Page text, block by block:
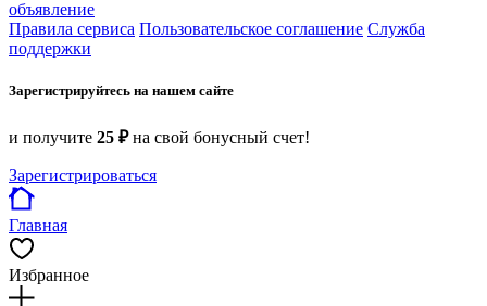
объявление
Правила сервиса Пользовательское соглашение Служба
поддержки
Зарегистрируйтесь на нашем сайте
и получите 25 ₽на свой бонусный счет!
Зарегистрироваться
Главная
Избранное